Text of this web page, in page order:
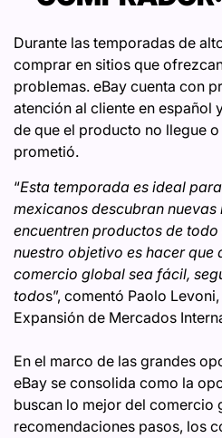
Durante las temporadas de
comprar en sitios que
problemas. eBay cuenta con
atención al cliente en español
de que el producto no llegue
prometió.
“Esta temporada es ideal
mexicanos descubran
encuentren productos de todo
nuestro objetivo es hacer que
comercio global sea fácil,
todos”, comentó Paolo
Expansión de Mercados
En el marco de las grandes
eBay se consolida como la
buscan lo mejor del
recomendaciones pasos, los